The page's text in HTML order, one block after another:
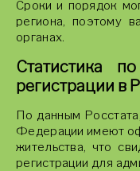
Сроки и порядок
региона, поэтому
органах.
Статистика
регистрации в
По данным
Федерации имеют
жительства, что
регистрации для